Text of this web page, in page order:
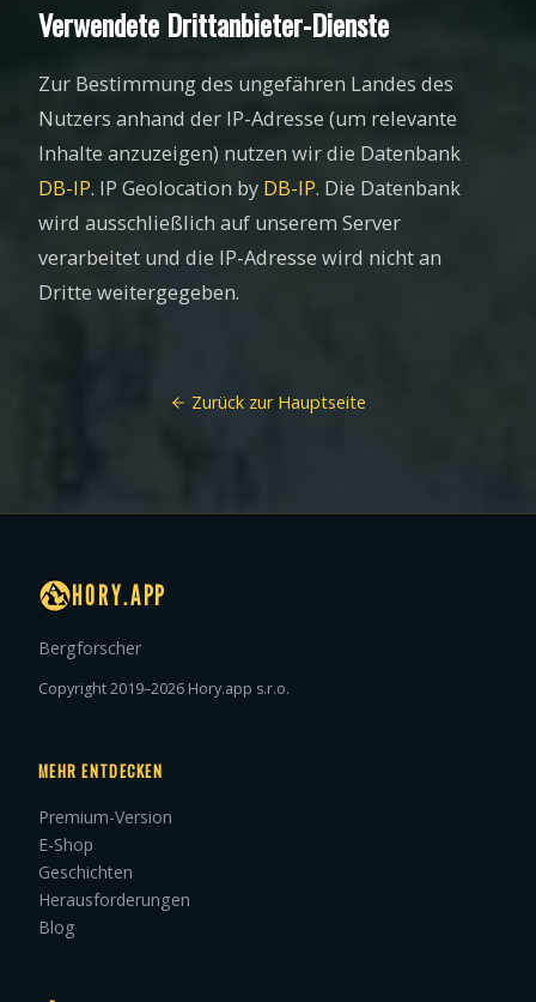
Verwendete Drittanbieter-Dienste
Zur Bestimmung des ungefähren Landes des
Nutzers anhand der IP-Adresse (um relevante
Inhalte anzuzeigen) nutzen wir die Datenbank
DB-IP. IP Geolocation by DB-IP. Die Datenbank
wird ausschließlich auf unserem Server
verarbeitet und die IP-Adresse wird nicht an
Dritte weitergegeben.
Zurück zur Hauptseite
HORY.APP
Bergforscher
Copyright 2019–2026 Hory.app s.r.o.
MEHR ENTDECKEN
Premium-Version
E-Shop
Geschichten
Herausforderungen
Blog